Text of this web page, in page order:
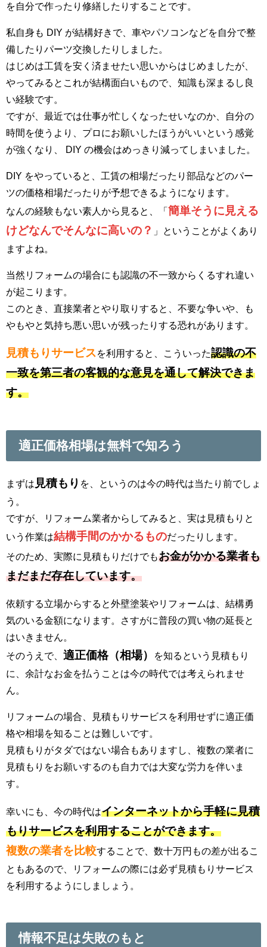
を自分で作ったり修繕したりすることです。
私自身も DIY が結構好きで、車やパソコンなどを自分で整
備したりパーツ交換したりしました。
はじめは工賃を安く済ませたい思いからはじめましたが、
やってみるとこれが結構面白いもので、知識も深まるし良
い経験です。
ですが、最近では仕事が忙しくなったせいなのか、自分の
時間を使うより、プロにお願いしたほうがいいという感覚
が強くなり、 DIY の機会はめっきり減ってしまいました。
DIY をやっていると、工賃の相場だったり部品などのパー
ツの価格相場だったりが予想できるようになります。
なんの経験もない素人から見ると、「 簡単そうに見える
けどなんでそんなに高いの？ 」ということがよくあり
ますよね。
当然リフォームの場合にも認識の不一致からくるすれ違い
が起こります。
このとき、直接業者とやり取りすると、不要な争いや、も
やもやと気持ち悪い思いが残ったりする恐れがあります。
見積もりサービス を利用すると、こういった認識の不
一致を第三者の客観的な意見を通して解決できま
す。
適正価格相場は無料で知ろう
まずは 見積もり を、というのは今の時代は当たり前でしょ
う。
ですが、リフォーム業者からしてみると、実は見積もりと
いう作業は結構手間のかかるものだったりします。
そのため、実際に見積もりだけでもお金がかかる業者も
まだまだ存在しています。
依頼する立場からすると外壁塗装やリフォームは、結構勇
気のいる金額になります。さすがに普段の買い物の延長と
はいきません。
そのうえで、 適正価格（相場）
を知るという見積もり
に、余計なお金を払うことは今の時代では考えられませ
ん。
リフォームの場合、見積もりサービスを利用せずに適正価
格や相場を知ることは難しいです。
見積もりがタダではない場合もありますし、複数の業者に
見積もりをお願いするのも自力では大変な労力を伴いま
す。
幸いにも、今の時代はインターネットから手軽に見積
もりサービスを利用することができます。
複数の業者を比較することで、数十万円もの差が出るこ
ともあるので、リフォームの際には必ず見積もりサービス
を利用するようにしましょう。
情報不足は失敗のもと